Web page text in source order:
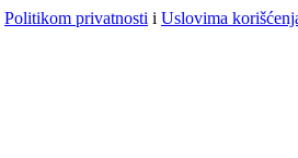
Politikom privatnosti i Uslovima